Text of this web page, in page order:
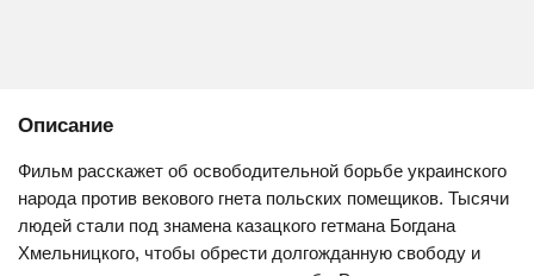
Описание
Фильм расскажет об освободительной борьбе украинского
народа против векового гнета польских помещиков. Тысячи
людей стали под знамена казацкого гетмана Богдана
Хмельницкого, чтобы обрести долгожданную свободу и